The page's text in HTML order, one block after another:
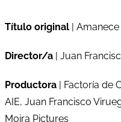
Título original | Amanece
Director/a | Juan
Productora | Factoría de
AIE, Juan Francisco
Moira Pictures